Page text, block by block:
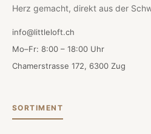
Herz gemacht, direkt aus der
info@littleloft.ch
Mo–Fr: 8:00 – 18:00 Uhr
Chamerstrasse 172, 6300 Zug
SORTIMENT